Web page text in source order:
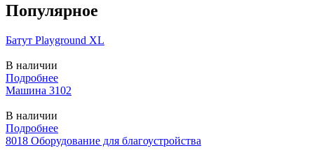
Популярное
Батут Playground XL
В наличии
Подробнее
Машина 3102
В наличии
Подробнее
8018 Оборудование для благоустройства